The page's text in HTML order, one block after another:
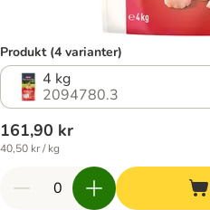
Produkt (4 varianter)
4 kg
2094780.3
161,90 kr
40,50 kr / kg